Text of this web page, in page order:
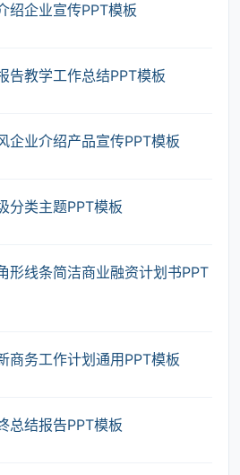
绍企业宣传PPT模板
告教学工作总结PPT模板
企业介绍产品宣传PPT模板
分类主题PPT模板
形线条简洁商业融资计划书PPT
商务工作计划通用PPT模板
总结报告PPT模板